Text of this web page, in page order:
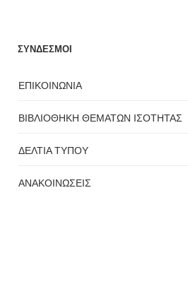
ΣΥΝΔΕΣΜΟΙ
ΕΠΙΚΟΙΝΩΝΙΑ
ΒΙΒΛΙΟΘΗΚΗ ΘΕΜΑΤΩΝ ΙΣΟΤΗΤΑΣ
ΔΕΛΤΙΑ ΤΥΠΟΥ
ΑΝΑΚΟΙΝΩΣΕΙΣ